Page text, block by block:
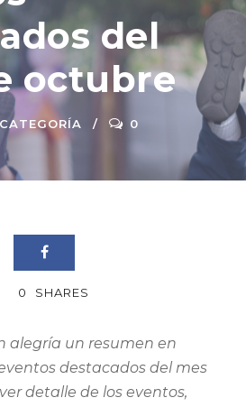
del
octubre
0
0 SHARES
alegría un resumen en
destacados del mes
detalle de los eventos,